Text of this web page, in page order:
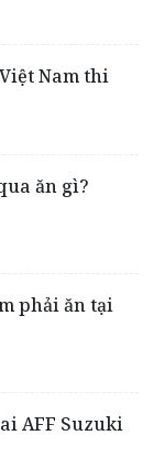
Nam thi
ăn gì?
phải ăn tại
AFF Suzuki